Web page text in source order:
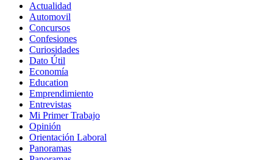
Actualidad
Automovil
Concursos
Confesiones
Curiosidades
Dato Útil
Economía
Education
Emprendimiento
Entrevistas
Mi Primer Trabajo
Opinión
Orientación Laboral
Panoramas